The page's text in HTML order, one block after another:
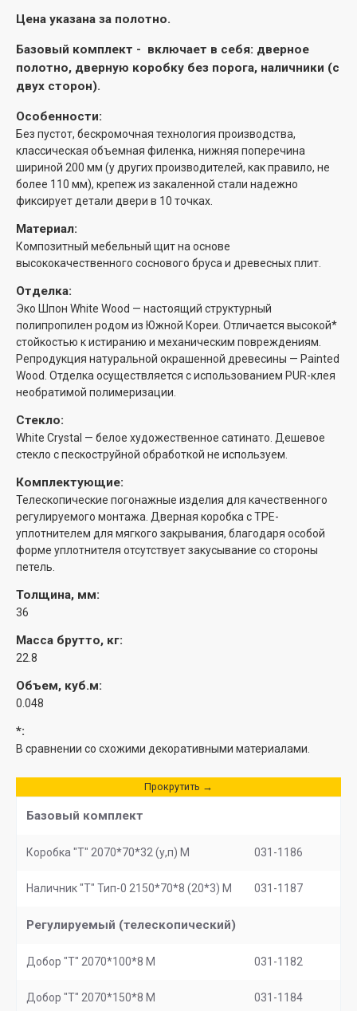
Цена указана за полотно.
Базовый комплект - включает в себя: дверное
полотно, дверную коробку без порога, наличники (с
двух сторон).
Особенности:
Без пустот, бескромочная технология производства,
классическая объемная филенка, нижняя поперечина
шириной 200 мм (у других производителей, как правило, не
более 110 мм), крепеж из закаленной стали надежно
фиксирует детали двери в 10 точках.
Материал:
Композитный мебельный щит на основе
высококачественного соснового бруса и древесных плит.
Отделка:
Эко Шпон White Wood — настоящий структурный
полипропилен родом из Южной Кореи. Отличается высокой*
стойкостью к истиранию и механическим повреждениям.
Репродукция натуральной окрашенной древесины — Painted
Wood. Отделка осуществляется с использованием PUR-клея
необратимой полимеризации.
Стекло:
White Сrystal — белое художественное сатинато. Дешевое
стекло с пескоструйной обработкой не используем.
Комплектующие:
Телескопические погонажные изделия для качественного
регулируемого монтажа. Дверная коробка с TPE-
уплотнителем для мягкого закрывания, благодаря особой
форме уплотнителя отсутствует закусывание со стороны
петель.
Толщина, мм:
36
Масса брутто, кг:
22.8
Объем, куб.м:
0.048
*:
В сравнении со схожими декоративными материалами.
Прокрутить →
Базовый комплект
Коробка "Т" 2070*70*32 (у,п) М 031-1186
Наличник "Т" Тип-0 2150*70*8 (20*3) М 031-1187
Регулируемый (телескопический)
Добор "Т" 2070*100*8 M 031-1182
Добор "Т" 2070*150*8 М 031-1184